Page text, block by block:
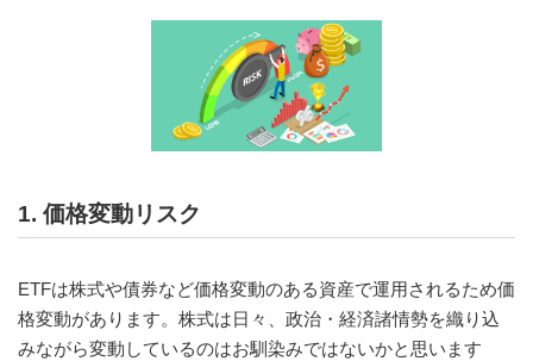
1. 価格変動リスク
ETFは株式や債券など価格変動のある資産で運用されるため価
格変動があります。株式は日々、政治・経済諸情勢を織り込
みながら変動しているのはお馴染みではないかと思います